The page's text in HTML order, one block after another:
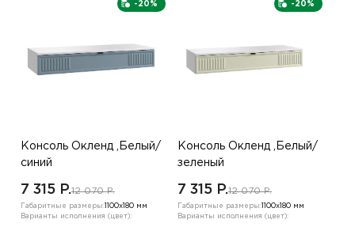
-20%
Консоль Окленд ,Белый/
синий
7 315 P.12 070 P.
Габаритные размеры: 1100х180 мм
Варианты исполнения (цвет):
-20%
Консоль Окленд ,Белый/
зеленый
7 315 P.12 070 P.
Габаритные размеры: 1100х180 мм
Варианты исполнения (цвет):